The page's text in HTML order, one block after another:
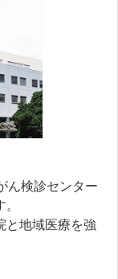
ん検診センター
と地域医療を強